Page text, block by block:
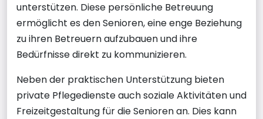
unterstützen. Diese persönliche Betreuung
ermöglicht es den Senioren, eine enge Beziehung
zu ihren Betreuern aufzubauen und ihre
Bedürfnisse direkt zu kommunizieren.
Neben der praktischen Unterstützung bieten
private Pflegedienste auch soziale Aktivitäten und
Freizeitgestaltung für die Senioren an. Dies kann